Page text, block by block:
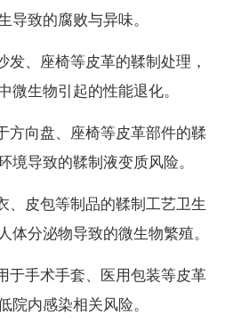
导致的腐败与异味。
发、座椅等皮革的鞣制处理，
微生物引起的性能退化。
方向盘、座椅等皮革部件的鞣
境导致的鞣制液变质风险。
、皮包等制品的鞣制工艺卫生
体分泌物导致的微生物繁殖。
于手术手套、医用包装等皮革
院内感染相关风险。